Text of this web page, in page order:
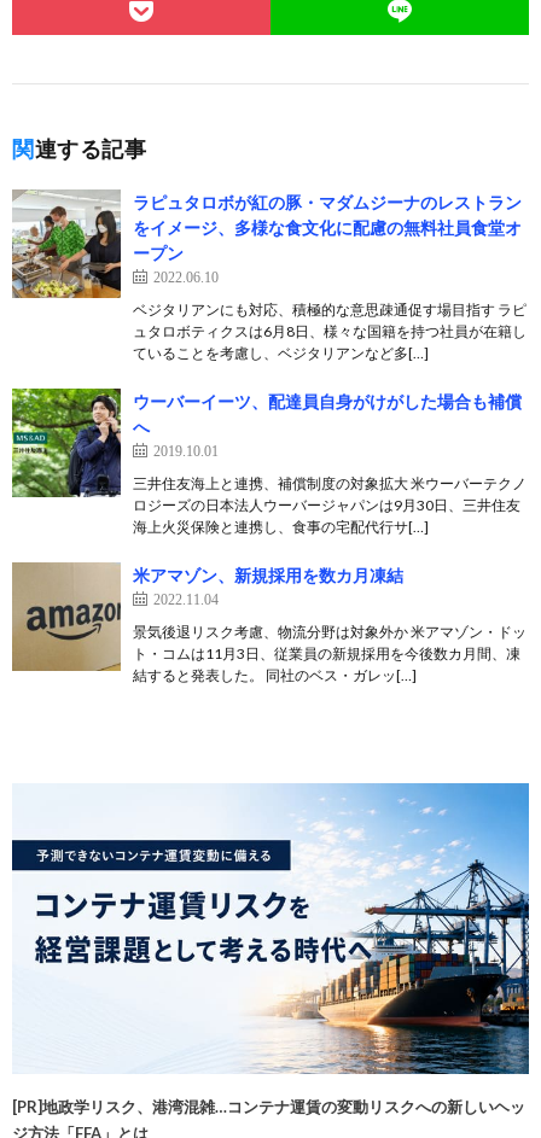
関連する記事
ラピュタロボが紅の豚・マダムジーナのレストラン
をイメージ、多様な食文化に配慮の無料社員食堂オ
ープン
2022.06.10
ベジタリアンにも対応、積極的な意思疎通促す場目指す ラピ
ュタロボティクスは6月8日、様々な国籍を持つ社員が在籍し
ていることを考慮し、ベジタリアンなど多[…]
ウーバーイーツ、配達員自身がけがした場合も補償
へ
2019.10.01
三井住友海上と連携、補償制度の対象拡大 米ウーバーテクノ
ロジーズの日本法人ウーバージャパンは9月30日、三井住友
海上火災保険と連携し、食事の宅配代行サ[…]
米アマゾン、新規採用を数カ月凍結
2022.11.04
景気後退リスク考慮、物流分野は対象外か 米アマゾン・ドッ
ト・コムは11月3日、従業員の新規採用を今後数カ月間、凍
結すると発表した。 同社のベス・ガレッ[…]
[PR]地政学リスク、港湾混雑…コンテナ運賃の変動リスクへの新しいヘッ
ジ方法「FFA」とは